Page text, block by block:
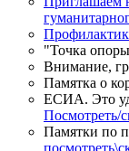
"Точка
Внимание,
Памятка о
ЕСИА. Это
Посмотреть/
Памятки по